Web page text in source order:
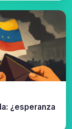
¿esperanza